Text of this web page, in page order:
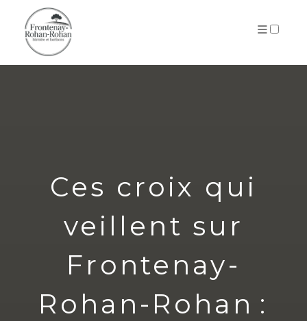
Ces croix qui
veillent sur
Frontenay-
Rohan-Rohan :